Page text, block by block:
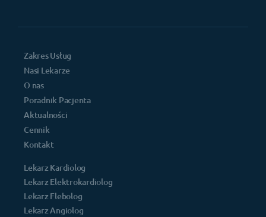
Zakres Usług
Nasi Lekarze
O nas
Poradnik Pacjenta
Aktualności
Cennik
Kontakt
Lekarz Kardiolog
Lekarz Elektrokardiolog
Lekarz Flebolog
Lekarz Angiolog